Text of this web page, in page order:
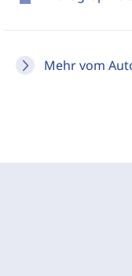
Mehr vom